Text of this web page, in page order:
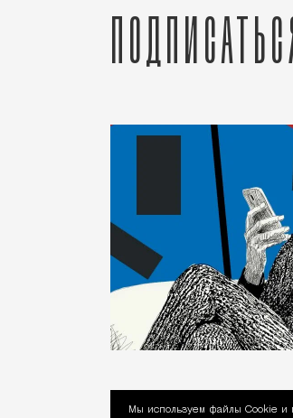
Мы используем файлы Сookie и